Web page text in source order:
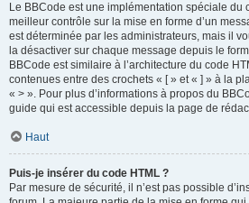
Le BBCode est une implémentation spéciale du
meilleur contrôle sur la mise en forme d’un
est déterminée par les administrateurs, mais il
la désactiver sur chaque message depuis le
BBCode est similaire à l’architecture du code
contenues entre des crochets « [ » et « ] » à la
« > ». Pour plus d’informations à propos du
guide qui est accessible depuis la page de
Haut
Puis-je insérer du code HTML ?
Par mesure de sécurité, il n’est pas possible